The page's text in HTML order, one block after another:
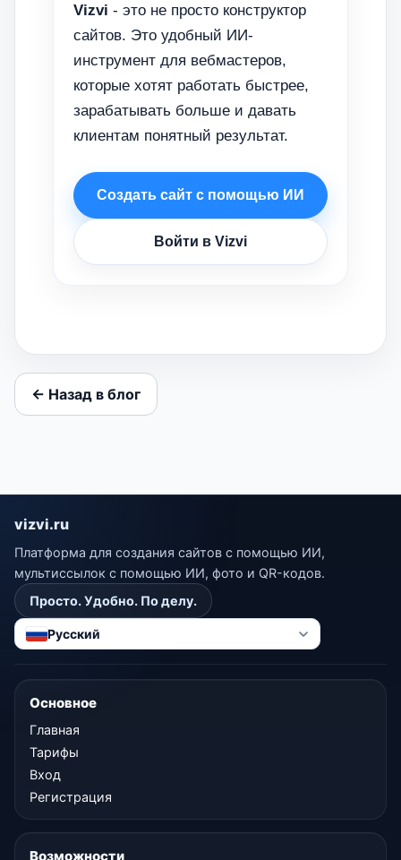
Vizvi - это не просто конструктор
сайтов. Это удобный ИИ-
инструмент для вебмастеров,
которые хотят работать быстрее,
зарабатывать больше и давать
клиентам понятный результат.
Создать сайт с помощью ИИ
Войти в Vizvi
← Назад в блог
vizvi.ru
Платформа для создания сайтов с помощью ИИ,
мультиссылок с помощью ИИ, фото и QR-кодов.
Просто. Удобно. По делу.
Русский
Основное
Главная
Тарифы
Вход
Регистрация
Возможности